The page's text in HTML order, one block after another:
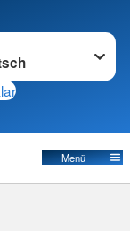
wechseln zu
Menü